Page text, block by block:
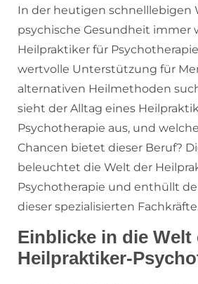
In der heutigen schnelllebigen
psychische Gesundheit immer
Heilpraktiker für
wertvolle Unterstützung für
alternativen Heilmethoden
sieht der Alltag eines
Psychotherapie aus, und
Chancen bietet dieser Beruf?
beleuchtet die Welt der
Psychotherapie und enthüllt
dieser spezialisierten
Einblicke in die Welt
Heilpraktiker-